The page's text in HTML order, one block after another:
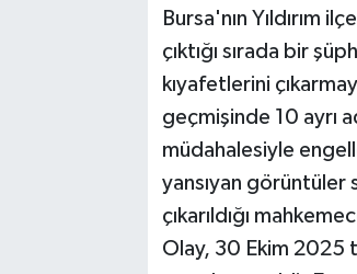
Bursa'nın Yıldırım
çıktığı sırada bir
kıyafetlerini
geçmişinde 10 ayrı
müdahalesiyle
yansıyan görüntüler
çıkarıldığı
Olay, 30 Ekim 2025